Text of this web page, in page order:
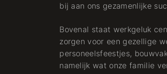
bij aan ons gezamenlijke
Bovenal staat werkgeluk
zorgen voor een gezellige
personeelsfeestjes,
namelijk wat onze familie